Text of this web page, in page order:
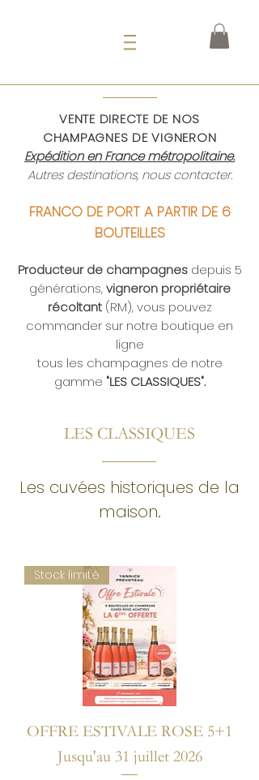
VENTE DIRECTE DE NOS
CHAMPAGNES DE VIGNERON
Expédition en France métropolitaine.
Autres destinations, nous contacter.
FRANCO DE PORT A PARTIR DE 6
BOUTEILLES
Producteur de champagnesdepuis 5
générations,vigneron propriétaire
récoltant (RM), vous pouvez
commander sur notre boutique en
ligne
tous les champagnes de notre
gamme "LES CLASSIQUES".
LES CLASSIQUES
Les cuvées historiques de la
maison.
Stock limité
OFFRE ESTIVALE ROSE 5+1
Jusqu'au 31 juillet 2026